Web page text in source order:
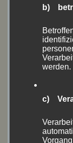
April 2022(1)
März 2022(1)
September
August 2021
Juli 2021(1)
b)
werden.
c)